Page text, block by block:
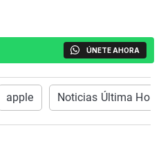
ÚNETE AHORA
apple Noticias Última Hora